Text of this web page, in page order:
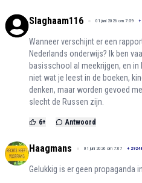
Slaghaam116 01 juni 2026 om 7:59 +
Wanneer verschijnt er een
Nederlands onderwijs? Ik ben
basisschool al meekrijgen, en
niet wat je leest in de boeken,
denken, maar worden gevoed
slecht de Russen zijn.
6+ Antwoord
Haagmans 01 juni 2026 om 7:07 + 29248
Gelukkig is er geen propaganda